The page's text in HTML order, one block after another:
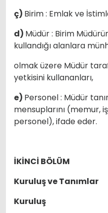
ç) Birim : Emlak ve
d) Müdür : Birim
kullandığı alanlara
olmak üzere Müdür
yetkisini kullananları,
e) Personel : Müdür
mensuplarını (memur,
personel), ifade eder.
İKİNCİ BÖLÜM
Kuruluş ve Tanımlar
Kuruluş